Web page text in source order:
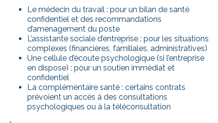
Le médecin du travail : pour un bilan de santé
confidentiel et des recommandations
d’aménagement du poste
L’assistante sociale d’entreprise : pour les situations
complexes (financières, familiales, administratives)
Une cellule d’écoute psychologique (si l’entreprise
en dispose) : pour un soutien immédiat et
confidentiel
La complémentaire santé : certains contrats
prévoient un accès à des consultations
psychologiques ou à la téléconsultation